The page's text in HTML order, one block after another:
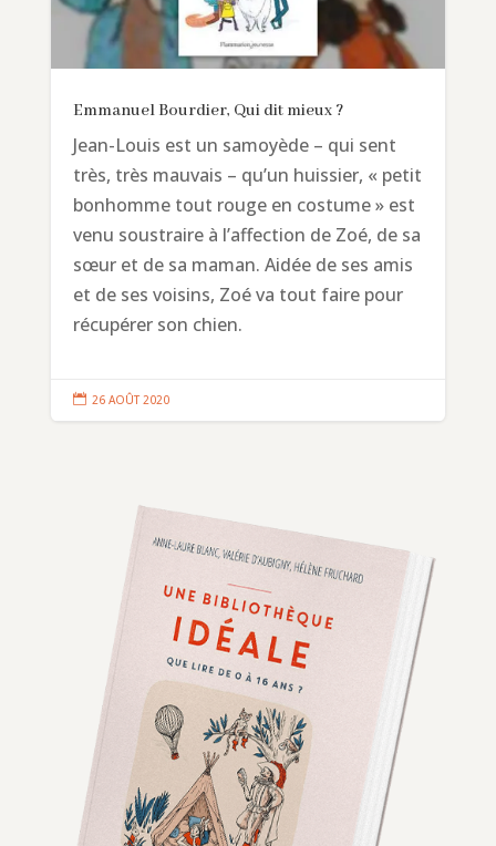
Emmanuel Bourdier, Qui dit mieux ?
Jean-Louis est un samoyède – qui sent
très, très mauvais – qu’un huissier, « petit
bonhomme tout rouge en costume » est
venu soustraire à l’affection de Zoé, de sa
sœur et de sa maman. Aidée de ses amis
et de ses voisins, Zoé va tout faire pour
récupérer son chien.
 26 AOÛT 2020